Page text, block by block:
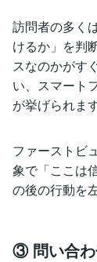
訪問者の多く
けるか」を判
スなのかがす
い、スマート
が挙げられます
ファーストビ
象で「ここは
の後の行動を
③ 問い合わ